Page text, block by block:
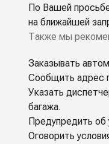
По Вашей
на ближайшей
Также мы
Заказывать
Сообщить адрес
Указать
багажа.
Предупредить об
Оговорить